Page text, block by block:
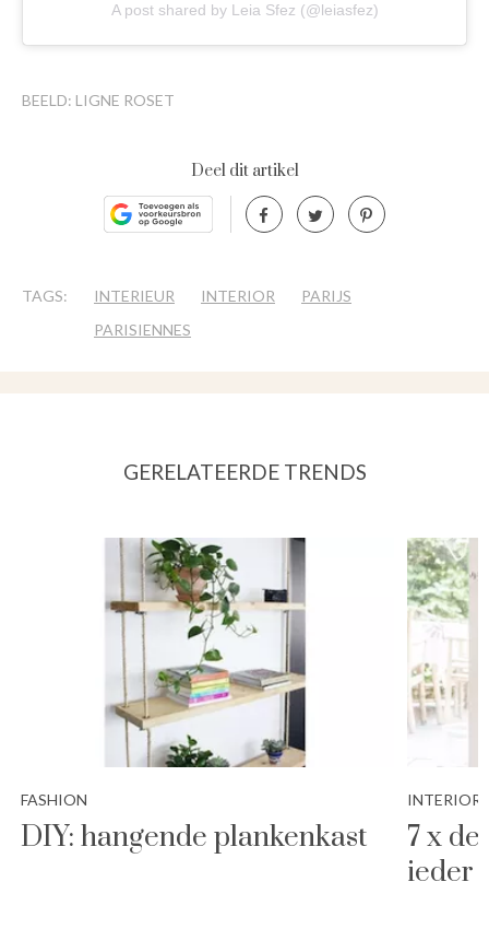
A post shared by Leia Sfez (@leiasfez)
BEELD: LIGNE ROSET
Deel dit artikel
TAGS: INTERIEUR INTERIOR
PARIJS
PARISIENNES
GERELATEERDE TRENDS
FASHION
DIY: hangende plankenkast
INTERIOR
7 x
ieder